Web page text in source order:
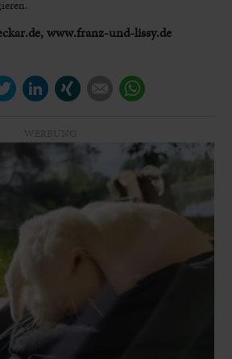
www.franz-und-lissy.de
TwitterLinkedIn E-mail